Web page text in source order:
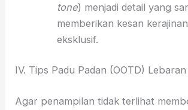
tone) menjadi detail yang
memberikan kesan
eksklusif.
IV. Tips Padu Padan (OOTD)
Agar penampilan tidak terlihat